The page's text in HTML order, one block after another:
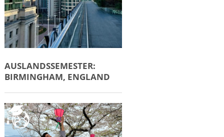
AUSLANDSSEMESTER:
BIRMINGHAM, ENGLAND